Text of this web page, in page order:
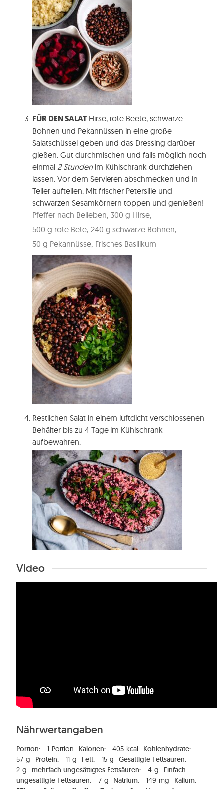
FÜR DEN SALAT Hirse, rote Beete, schwarze
Bohnen und Pekannüssen in eine große
Salatschüssel geben und das Dressing darüber
gießen. Gut durchmischen und falls möglich noch
einmal 2 Stundenim Kühlschrank durchziehen
lassen. Vor dem Servieren abschmecken und in
Teller aufteilen. Mit frischer Petersilie und
schwarzen Sesamkörnern toppen und genießen!
Pfeffer nach Belieben, 300 g Hirse,
500 g rote Bete, 240 g schwarze Bohnen,
50 g Pekannüsse, Frisches Basilikum
Restlichen Salat in einem luftdicht verschlossenen
Behälter bis zu 4 Tage im Kühlschrank
aufbewahren.
Video
Nährwertangaben
Portion: 1 Portion Kalorien: 405 kcal
Kohlenhydrate:
57 g Protein: 11 g Fett: 15 g
Gesättigte Fettsäuren:
2 g mehrfach ungesättigtes Fettsäuren: 4 g
Einfach
ungesättigte Fettsäuren:
7 g Natrium: 149 mg
Kalium: